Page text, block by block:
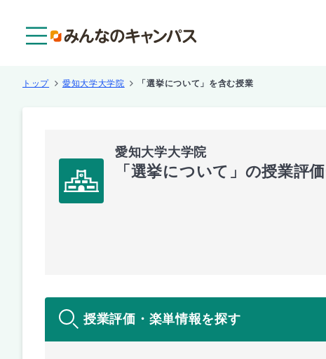
トップ 愛知大学大学院 「選挙について」を含む授業
愛知大学大学院
「選挙について」の授業評
授業評価・楽単情報を探す